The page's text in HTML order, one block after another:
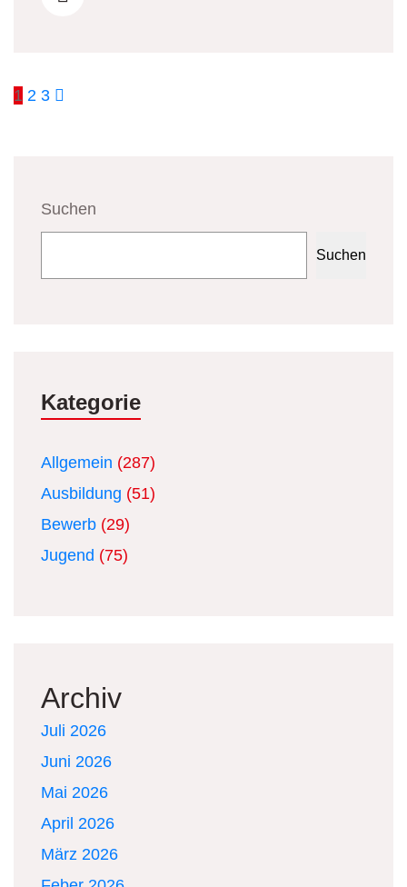
Seitennummerierung
1 2 3
Suchen
Suchen
Kategorie
Allgemein (287)
Ausbildung (51)
Bewerb (29)
Jugend (75)
Archiv
Juli 2026
Juni 2026
Mai 2026
April 2026
März 2026